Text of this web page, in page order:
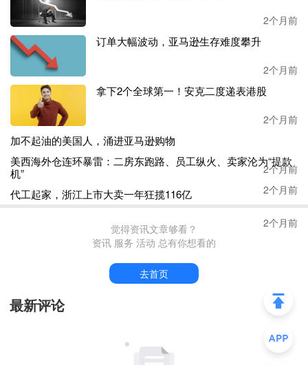
和大家熟悉的平台模式不同，新拼姆不走轻松的
“轻资产”路
平台组建了独立的百人专项团队，不依附主站和
有完整的选品、采购、品控、销售决策权，团队深入全球各
大产业带一线，整合国内优质供应链和Temu全球流量资
源，优先聚焦服装、家居、户外三大高潜力类目，这批核心
品类将在今年第三季度率先登陆欧美市场，正式开启品牌出
海布局。
品牌出海，要自己搞定设计、研发、合规、推广、库存、售
后，成本高、风险大，稍有不慎就会亏损。
而新拼姆完全反转了这套逻辑：平台依靠海量海外消费数
据，确定产品方向品质标准，联合全球知名
品，采用15至30天长效生产、单品万件起订的大额包销模
式。
最关键的是，平台全额买断库存、承担所有销售和库存风
2个月前
订单大幅波动，亚马逊生存难度攀升
2个月前
拿下2个全球第一！安克二度递表港股
2个月前
加不起油的美国人，涌进亚马逊购物
2个月前
美西海外仓连环暴雷：二房东跑路、员工纵火、卖家沦为“提款
机”
2个月前
代工起家，浙江上市大卖一年狂揽116亿
2个月前
资讯 服务 活动 总有你想看的